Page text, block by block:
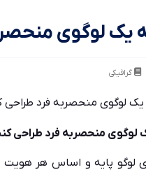
یک لوگوی
گرافیکی
لوگوی منحصربه فرد طراحی
لوگو پایه و اساس هر